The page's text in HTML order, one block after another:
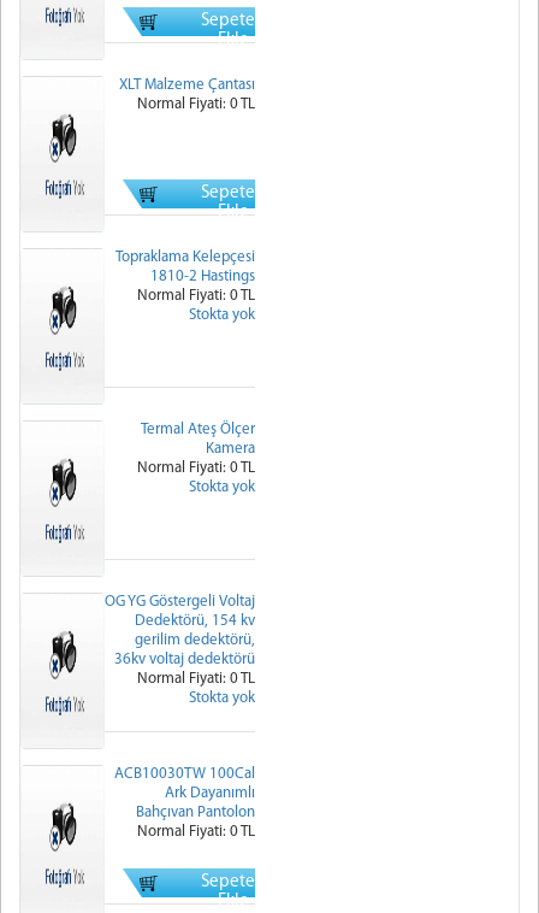
Sepete
Ekle
XLT Malzeme Çantası
Normal Fiyati: 0 TL
Sepete
Ekle
Topraklama Kelepçesi
1810-2 Hastings
Normal Fiyati: 0 TL
Stokta yok
Termal Ateş Ölçer
Kamera
Normal Fiyati: 0 TL
Stokta yok
OG YG Göstergeli Voltaj
Dedektörü, 154 kv
gerilim dedektörü,
36kv voltaj dedektörü
Normal Fiyati: 0 TL
Stokta yok
ACB10030TW 100Cal
Ark Dayanımlı
Bahçıvan Pantolon
Normal Fiyati: 0 TL
Sepete
Ekle